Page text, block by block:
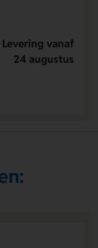
Levering vanaf
24 augustus